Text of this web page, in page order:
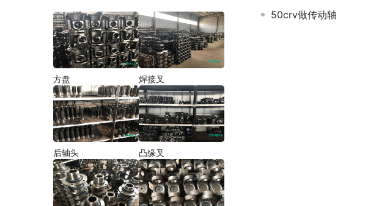
50crv做传动轴
方盘 焊接叉
后轴头 凸缘叉